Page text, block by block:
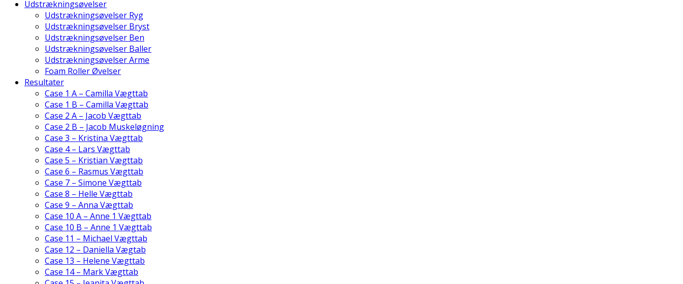
Udstrækningsøvelser
Udstrækningsøvelser Ryg
Udstrækningsøvelser Bryst
Udstrækningsøvelser Ben
Udstrækningsøvelser Baller
Udstrækningsøvelser Arme
Foam Roller Øvelser
Resultater
Case 1 A – Camilla Vægttab
Case 1 B – Camilla Vægttab
Case 2 A – Jacob Vægttab
Case 2 B – Jacob Muskeløgning
Case 3 – Kristina Vægttab
Case 4 – Lars Vægttab
Case 5 – Kristian Vægttab
Case 6 – Rasmus Vægttab
Case 7 – Simone Vægttab
Case 8 – Helle Vægttab
Case 9 – Anna Vægttab
Case 10 A – Anne 1 Vægttab
Case 10 B – Anne 1 Vægttab
Case 11 – Michael Vægttab
Case 12 – Daniella Vægtab
Case 13 – Helene Vægttab
Case 14 – Mark Vægttab